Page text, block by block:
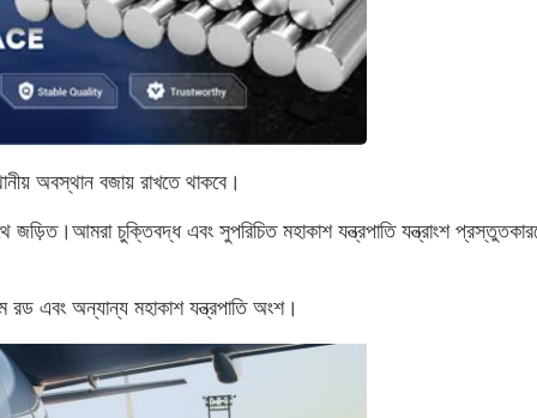
অবস্থান বজায় রাখতে থাকবে।
জড়িত।আমরা চুক্তিবদ্ধ এবং সুপরিচিত মহাকাশ যন্ত্রপাতি যন্ত্রাংশ
রড এবং অন্যান্য মহাকাশ যন্ত্রপাতি অংশ।